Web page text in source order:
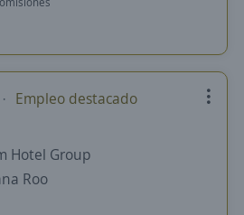
Empleo destacado
Hotel Group
Roo